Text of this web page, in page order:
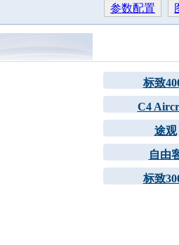
参数配置
标致
C4
途观
自由
标致